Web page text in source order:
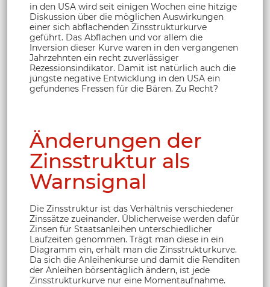
in den USA wird seit einigen Wochen eine hitzige
Diskussion über die möglichen Auswirkungen
einer sich abflachenden Zinsstrukturkurve
geführt. Das Abflachen und vor allem die
Inversion dieser Kurve waren in den vergangenen
Jahrzehnten ein recht zuverlässiger
Rezessionsindikator. Damit ist natürlich auch die
jüngste negative Entwicklung in den USA ein
gefundenes Fressen für die Bären. Zu Recht?
Änderungen der
Zinsstruktur als
Warnsignal
Die Zinsstruktur ist das Verhältnis verschiedener
Zinssätze zueinander. Üblicherweise werden dafür
Zinsen für Staatsanleihen unterschiedlicher
Laufzeiten genommen. Trägt man diese in ein
Diagramm ein, erhält man die Zinsstrukturkurve.
Da sich die Anleihenkurse und damit die Renditen
der Anleihen börsentäglich ändern, ist jede
Zinsstrukturkurve nur eine Momentaufnahme.